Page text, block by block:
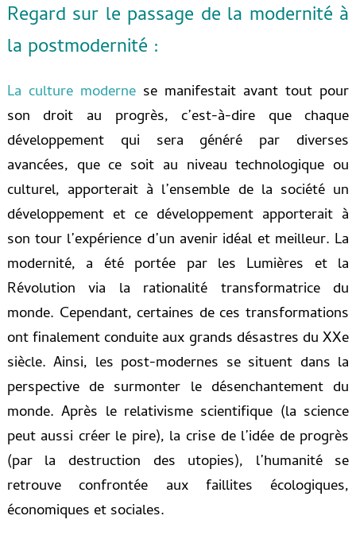
Regard sur le passage de la modernité à
la postmodernité :
La culture modernese manifestait avant tout pour
son droit au progrès, c’est-à-dire que chaque
développement qui sera généré par diverses
avancées, que ce soit au niveau technologique ou
culturel, apporterait à l’ensemble de la société un
développement et ce développement apporterait à
son tour l’expérience d’un avenir idéal et meilleur. La
modernité, a été portée par les Lumières et la
Révolution via la rationalité transformatrice du
monde. Cependant, certaines de ces transformations
ont finalement conduite aux grands désastres du XXe
siècle. Ainsi, les post-modernes se situent dans la
perspective de surmonter le désenchantement du
monde. Après le relativisme scientifique (la science
peut aussi créer le pire), la crise de l’idée de progrès
(par la destruction des utopies), l’humanité se
retrouve confrontée aux faillites écologiques,
économiques et sociales.